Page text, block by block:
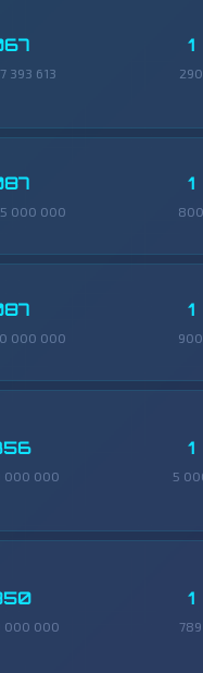
393 613
1
290
000 000
1
800
000 000
1
900
000 000
1
5
000 000
1
789